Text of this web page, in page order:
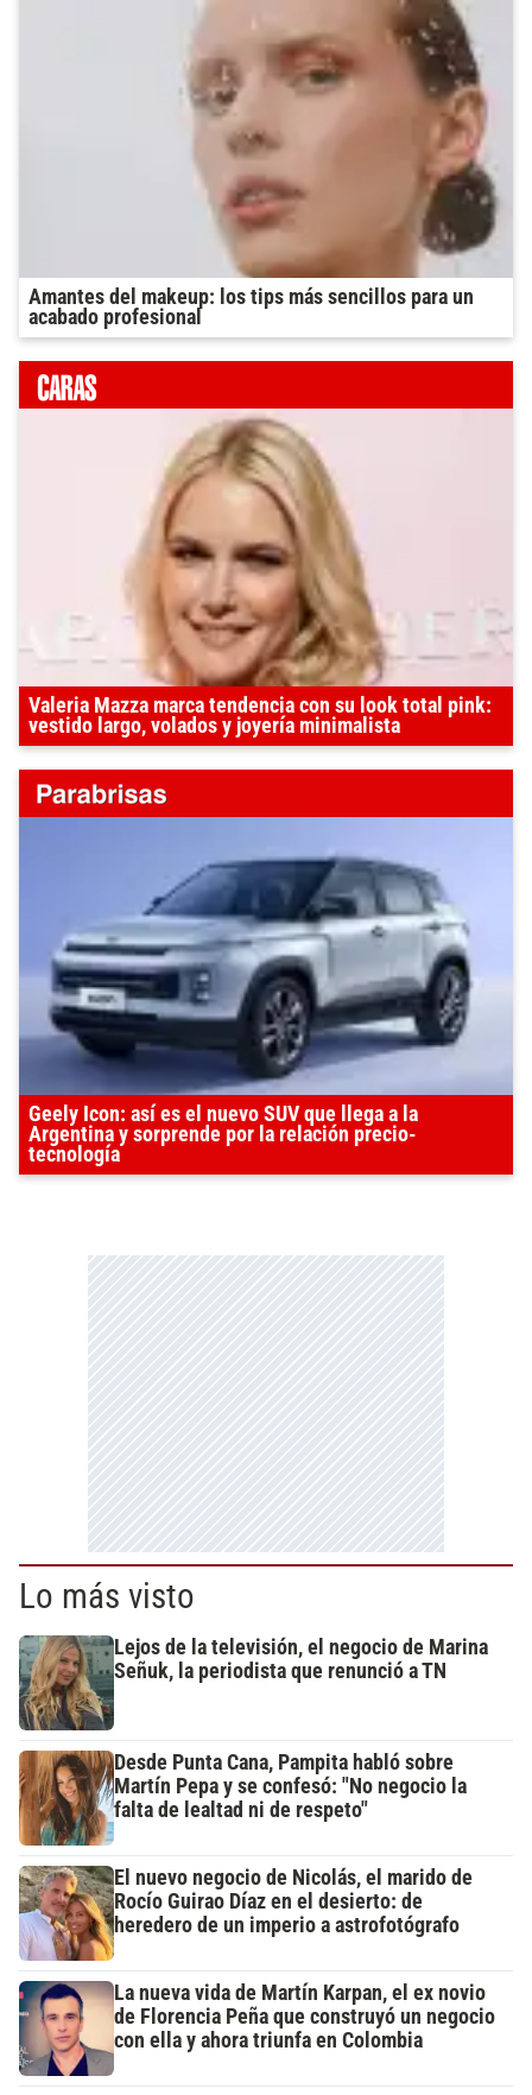
Amantes del makeup: los tips más sencillos para un
acabado profesional
Valeria Mazza marca tendencia con su look total pink:
vestido largo, volados y joyería minimalista
Geely Icon: así es el nuevo SUV que llega a la
Argentina y sorprende por la relación precio-
tecnología
Lo más visto
Lejos de la televisión, el negocio de Marina
Señuk, la periodista que renunció a TN
Desde Punta Cana, Pampita habló sobre
Martín Pepa y se confesó: "No negocio la
falta de lealtad ni de respeto"
El nuevo negocio de Nicolás, el marido de
Rocío Guirao Díaz en el desierto: de
heredero de un imperio a astrofotógrafo
La nueva vida de Martín Karpan, el ex novio
de Florencia Peña que construyó un negocio
con ella y ahora triunfa en Colombia